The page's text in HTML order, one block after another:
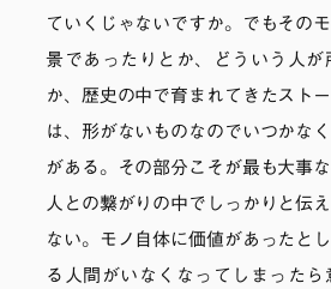
ていくじゃないですか。でもその
景であったりとか、どういう人が
か、歴史の中で育まれてきたスト
は、形がないものなのでいつかな
がある。その部分こそが最も大事
人との繋がりの中でしっかりと伝
ない。モノ自体に価値があったと
る人間がいなくなってしまったら